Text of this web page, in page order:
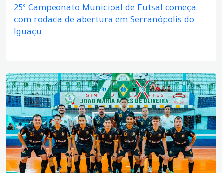
25º Campeonato Municipal de Futsal começa
com rodada de abertura em Serranópolis do
Iguaçu